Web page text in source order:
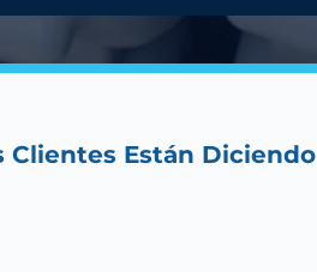
Clientes Están Diciendo